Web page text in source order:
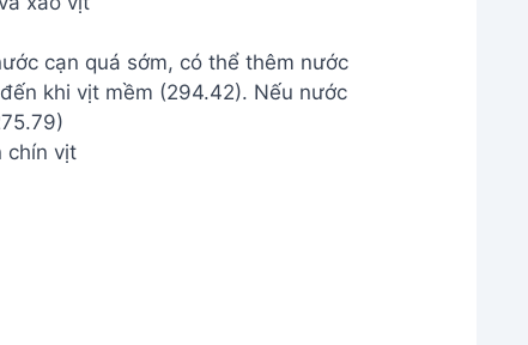
món ăn
Tan Tại Nhà
vịt qua nước sôi có pha gừng .